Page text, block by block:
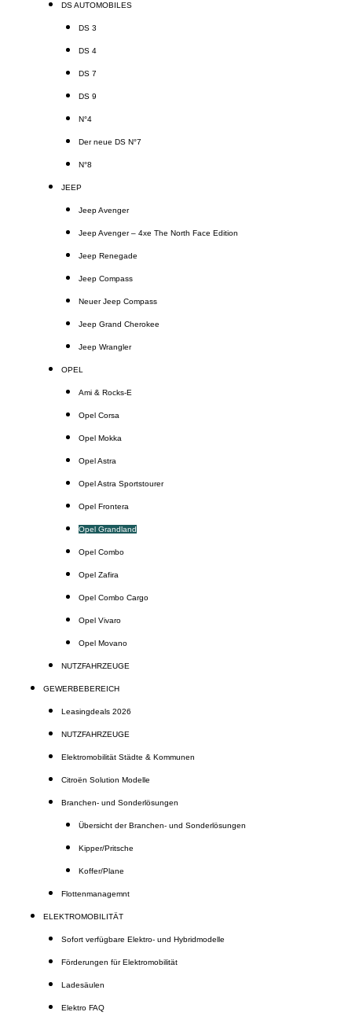
DS AUTOMOBILES
DS 3
DS 4
DS 7
DS 9
N°4
Der neue DS N°7
N°8
JEEP
Jeep Avenger
Jeep Avenger – 4xe The North Face Edition
Jeep Renegade
Jeep Compass
Neuer Jeep Compass
Jeep Grand Cherokee
Jeep Wrangler
OPEL
Ami & Rocks-E
Opel Corsa
Opel Mokka
Opel Astra
Opel Astra Sportstourer
Opel Frontera
Opel Grandland
Opel Combo
Opel Zafira
Opel Combo Cargo
Opel Vivaro
Opel Movano
NUTZFAHRZEUGE
GEWERBEBEREICH
Leasingdeals 2026
NUTZFAHRZEUGE
Elektromobilität Städte & Kommunen
Citroën Solution Modelle
Branchen- und Sonderlösungen
Übersicht der Branchen- und Sonderlösungen
Kipper/Pritsche
Koffer/Plane
Flottenmanagemnt
ELEKTROMOBILITÄT
Sofort verfügbare Elektro- und Hybridmodelle
Förderungen für Elektromobilität
Ladesäulen
Elektro FAQ